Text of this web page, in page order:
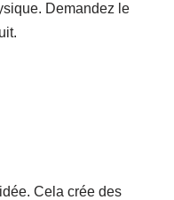
Demandez le
Cela crée des